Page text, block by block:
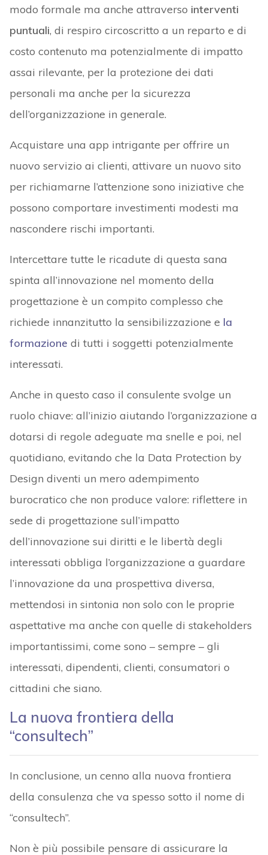
modo formale ma anche attraverso interventi
puntuali, di respiro circoscritto a un reparto e di
costo contenuto ma potenzialmente di impatto
assai rilevante, per la protezione dei dati
personali ma anche per la sicurezza
dell’organizzazione in generale.
Acquistare una app intrigante per offrire un
nuovo servizio ai clienti, attivare un nuovo sito
per richiamarne l’attenzione sono iniziative che
possono comportare investimenti modesti ma
nascondere rischi importanti.
Intercettare tutte le ricadute di questa sana
spinta all’innovazione nel momento della
progettazione è un compito complesso che
richiede innanzitutto la sensibilizzazione e la
formazione di tutti i soggetti potenzialmente
interessati.
Anche in questo caso il consulente svolge un
ruolo chiave: all’inizio aiutando l’organizzazione a
dotarsi di regole adeguate ma snelle e poi, nel
quotidiano, evitando che la Data Protection by
Design diventi un mero adempimento
burocratico che non produce valore: riflettere in
sede di progettazione sull’impatto
dell’innovazione sui diritti e le libertà degli
interessati obbliga l’organizzazione a guardare
l’innovazione da una prospettiva diversa,
mettendosi in sintonia non solo con le proprie
aspettative ma anche con quelle di stakeholders
importantissimi, come sono – sempre – gli
interessati, dipendenti, clienti, consumatori o
cittadini che siano.
La nuova frontiera della
“consultech”
In conclusione, un cenno alla nuova frontiera
della consulenza che va spesso sotto il nome di
“consultech”.
Non è più possibile pensare di assicurare la